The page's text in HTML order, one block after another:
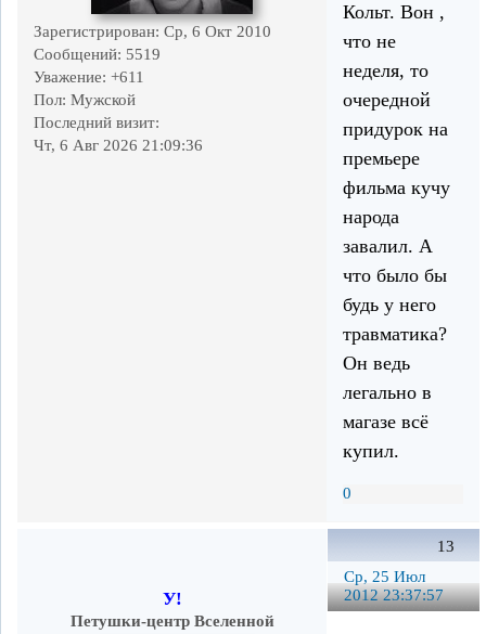
Зарегистрирован: Ср, 6 Окт 2010
Сообщений: 5519
Уважение: +611
Пол: Мужской
Последний визит:
Чт, 6 Авг 2026 21:09:36
Кольт. Вон ,
что не
неделя, то
очередной
придурок на
премьере
фильма кучу
народа
завалил. А
что было бы
будь у него
травматика?
Он ведь
легально в
магазе всё
купил.
0
13
Ср, 25 Июл
2012 23:37:57
У!
Петушки-центр Вселенной